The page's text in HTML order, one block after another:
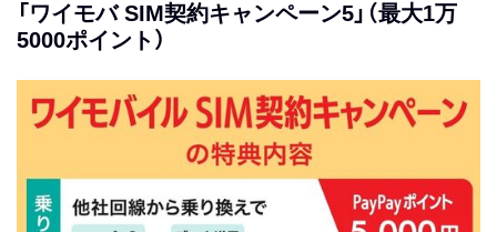
「ワイモバ SIM契約キャンペーン5」（最大1万
5000ポイント）